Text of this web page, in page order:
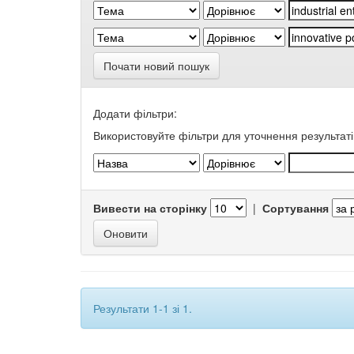
Почати новий пошук
Додати фільтри:
Використовуйте фільтри для уточнення
Вивести на сторінку | Сортування
Результати 1-1 зі 1.